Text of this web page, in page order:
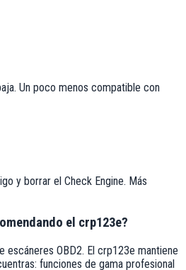
Un poco menos compatible con
y borrar el Check Engine. Más
el crp123e?
escáneres OBD2. El crp123e mantiene
funciones de gama profesional